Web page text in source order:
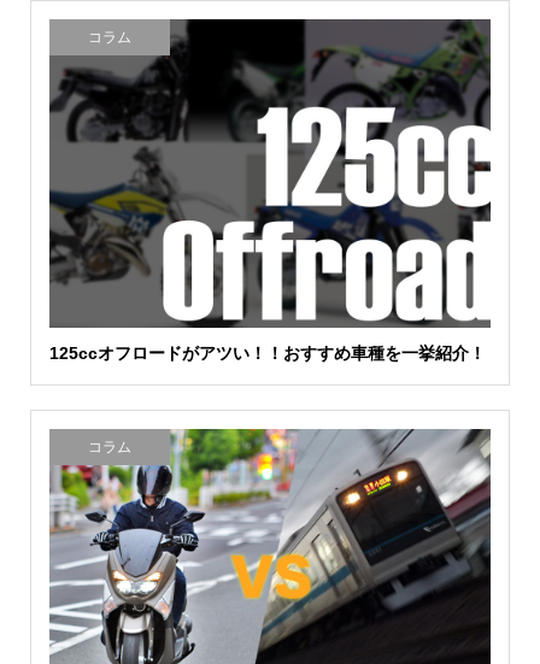
コラム
125ccオフロードがアツい！！おすすめ車種を一挙紹介！
コラム